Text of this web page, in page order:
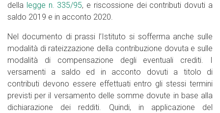
della legge n. 335/95, e riscossione dei contributi dovuti a
saldo 2019 e in acconto 2020.
Nel documento di prassi l’Istituto si sofferma anche sulle
modalità di rateizzazione della contribuzione dovuta e sulle
modalità di compensazione degli eventuali crediti. I
versamenti a saldo ed in acconto dovuti a titolo di
contributi devono essere effettuati entro gli stessi termini
previsti per il versamento delle somme dovute in base alla
dichiarazione dei redditi. Quindi, in applicazione del